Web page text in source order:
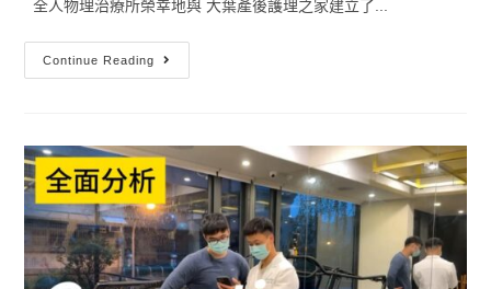
全人物理治療所榮幸地與 大葉產後護理之家建立了...
Continue Reading